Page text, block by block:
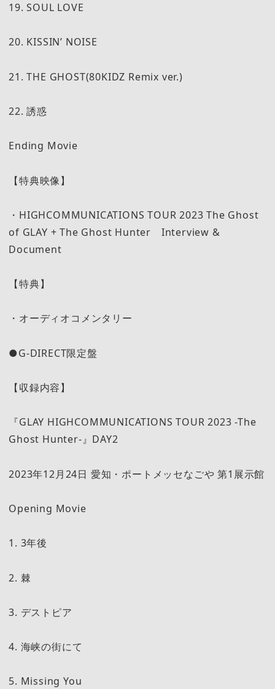
19. SOUL LOVE
20. KISSIN’ NOISE
21. THE GHOST(80KIDZ Remix ver.)
22. 誘惑
Ending Movie
【特典映像】
・HIGHCOMMUNICATIONS TOUR 2023 The Ghost
of GLAY + The Ghost Hunter Interview &
Document
【特典】
・オーディオコメンタリー
●G-DIRECT限定盤
【収録内容】
『GLAY HIGHCOMMUNICATIONS TOUR 2023 -The
Ghost Hunter-』DAY2
2023年12月24日 愛知・ポートメッセなごや 第1展示館
Opening Movie
1. 3年後
2. 棘
3. デストピア
4. 海峡の街にて
5. Missing You